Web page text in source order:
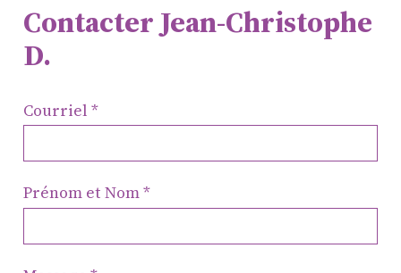
Contacter Jean-Christophe
D.
Courriel
Prénom et Nom